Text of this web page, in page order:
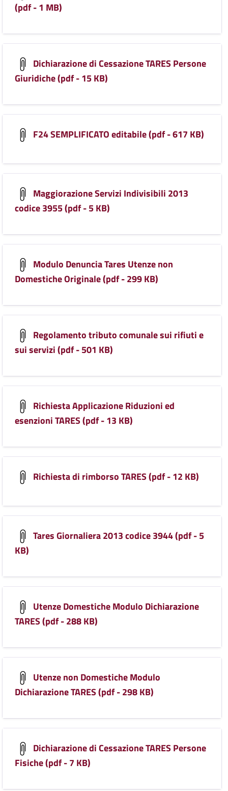
(pdf - 1 MB)
Dichiarazione di Cessazione TARES Persone
Giuridiche (pdf - 15 KB)
F24 SEMPLIFICATO editabile (pdf - 617 KB)
Maggiorazione Servizi Indivisibili 2013
codice 3955 (pdf - 5 KB)
Modulo Denuncia Tares Utenze non
Domestiche Originale (pdf - 299 KB)
Regolamento tributo comunale sui rifiuti e
sui servizi (pdf - 501 KB)
Richiesta Applicazione Riduzioni ed
esenzioni TARES (pdf - 13 KB)
Richiesta di rimborso TARES (pdf - 12 KB)
Tares Giornaliera 2013 codice 3944 (pdf - 5
KB)
Utenze Domestiche Modulo Dichiarazione
TARES (pdf - 288 KB)
Utenze non Domestiche Modulo
Dichiarazione TARES (pdf - 298 KB)
Dichiarazione di Cessazione TARES Persone
Fisiche (pdf - 7 KB)